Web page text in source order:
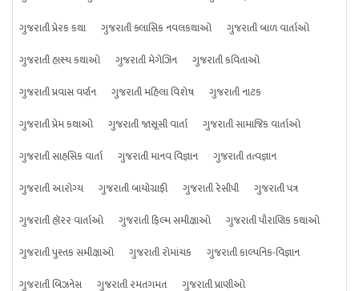
ગુજરાતી પ્રેરક કથા
ગુજરાતી ક્લાસિક નવલકથાઓ
ગુજરાતી બાળ વાર્તાઓ
ગુજરાતી હાસ્ય કથાઓ
ગુજરાતી મેગેઝિન
ગુજરાતી કવિતાઓ
ગુજરાતી પ્રવાસ વર્ણન
ગુજરાતી મહિલા વિશેષ
ગુજરાતી નાટક
ગુજરાતી પ્રેમ કથાઓ
ગુજરાતી જાસૂસી વાર્તા
ગુજરાતી સામાજિક વાર્તાઓ
ગુજરાતી સાહસિક વાર્તા
ગુજરાતી માનવ વિજ્ઞાન
ગુજરાતી તત્વજ્ઞાન
ગુજરાતી આરોગ્ય
ગુજરાતી બાયોગ્રાફી ગુજરાતી રેસીપી
ગુજરાતી પત્ર
ગુજરાતી હૉરર વાર્તાઓ
ગુજરાતી ફિલ્મ સમીક્ષાઓ
ગુજરાતી પૌરાણિક કથાઓ
ગુજરાતી પુસ્તક સમીક્ષાઓ
ગુજરાતી રોમાંચક
ગુજરાતી કાલ્પનિક-વિજ્ઞાન
ગુજરાતી બિઝનેસ
ગુજરાતી રમતગમત ગુજરાતી પ્રાણીઓ